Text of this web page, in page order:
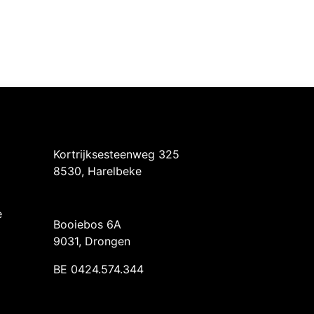
Kortrijksesteenweg 325
8530, Harelbeke
Booiebos 6A
9031, Drongen
BE 0424.574.344